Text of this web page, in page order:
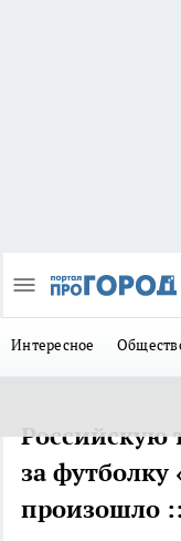
Интересное
Российскую
за футболку
произошло